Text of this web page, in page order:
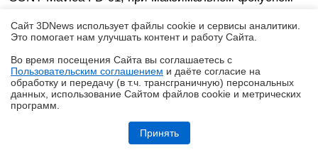
Обзор смартфона TECNO SPARK 50: все тренды разом — чуть
"сдёргивания" при выдержках вплоть до 1/100
Сайт 3DNews использует файлы cookie и сервисы аналитики.
Это помогает нам улучшать контент и работу Cайта.
Во время посещения Cайта вы соглашаетесь с
Пользовательским соглашением и даёте согласие на
обработку и передачу (в т.ч. трансграничную) персональных
данных, использование Cайтом файлов cookie и метрических
программ.
Принять